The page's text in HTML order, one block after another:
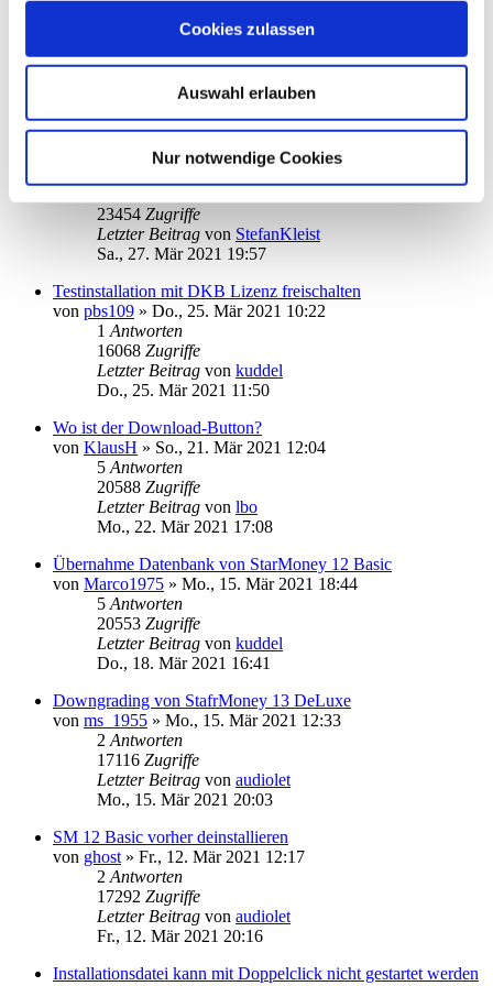
Cookies zulassen
Auswahl erlauben
Nur notwendige Cookies
Installation scheitert
Mo., 29. Mär 2021 11:04
14Antworten
Letzter Beitragvonkuddel
Do., 01. Apr 2021 10:39
23454 Zugriffe
Letzter Beitrag von StefanKleist
Sa., 27. Mär 2021 19:57
Testinstallation mit DKB Lizenz freischalten
von pbs109 » Do., 25. Mär 2021 10:22
1 Antworten
16068 Zugriffe
Letzter Beitrag von kuddel
Do., 25. Mär 2021 11:50
Wo ist der Download-Button?
von KlausH » So., 21. Mär 2021 12:04
5 Antworten
20588 Zugriffe
Letzter Beitrag von lbo
Mo., 22. Mär 2021 17:08
Übernahme Datenbank von StarMoney 12 Basic
von Marco1975 » Mo., 15. Mär 2021 18:44
5 Antworten
20553 Zugriffe
Letzter Beitrag von kuddel
Do., 18. Mär 2021 16:41
Downgrading von StafrMoney 13 DeLuxe
von ms_1955 » Mo., 15. Mär 2021 12:33
2 Antworten
17116 Zugriffe
Letzter Beitrag von audiolet
Mo., 15. Mär 2021 20:03
SM 12 Basic vorher deinstallieren
von ghost » Fr., 12. Mär 2021 12:17
2 Antworten
17292 Zugriffe
Letzter Beitrag von audiolet
Fr., 12. Mär 2021 20:16
Installationsdatei kann mit Doppelclick nicht gestartet werden